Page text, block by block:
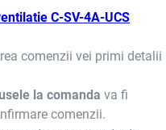
C-SV-4A-UCS
comenzii vei primi detalii
la comanda va fi
comenzii.